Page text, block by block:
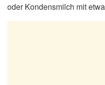
oder Kondensmilch mit